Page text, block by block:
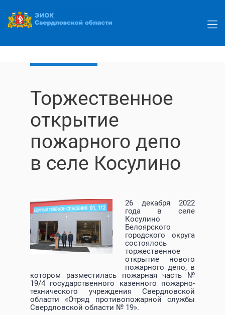
основному
Торжественное
открытие
пожарного депо
в селе Косулино
26 декабря 2022
года в селе
Косулино
Белоярского
городского округа
состоялось
торжественное
открытие нового
пожарного депо, в
котором разместилась пожарная часть №
19/4 государственного казенного пожарно-
технического учреждения Свердловской
области «Отряд противопожарной службы
Свердловской области № 19».